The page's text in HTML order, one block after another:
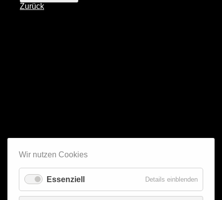
Zurück
Wir nutzen Cookies
Essenziell Details einblenden